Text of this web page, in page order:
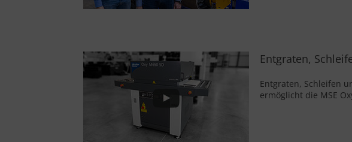
Entgraten,
Entgraten, Schleifen
ermöglicht die MSE